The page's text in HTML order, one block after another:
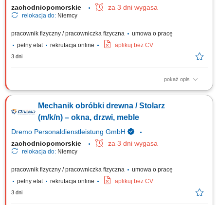
zachodniopomorskie
za 3 dni wygasa
relokacja do: Niemcy
pracownik fizyczny / pracowniczka fizyczna
umowa o pracę
pełny etat
rekrutacja online aplikuj bez CV
3 dni
pokaż opis
Obowiązki: wykonywanie drewnianych schodów; montaż elementów w
okien w gotowych elementach ściennych; obsługa maszyn; obróbka i
wykończenie powierzchni drewnianych; Wymagania: wykształcenie
Mechanik obróbki drewna / Stolarz
(m/k/n) – okna, drzwi, meble
Dremo Personaldienstleistung GmbH
zachodniopomorskie
za 3 dni wygasa
relokacja do: Niemcy
pracownik fizyczny / pracowniczka fizyczna
umowa o pracę
pełny etat
rekrutacja online aplikuj bez CV
3 dni